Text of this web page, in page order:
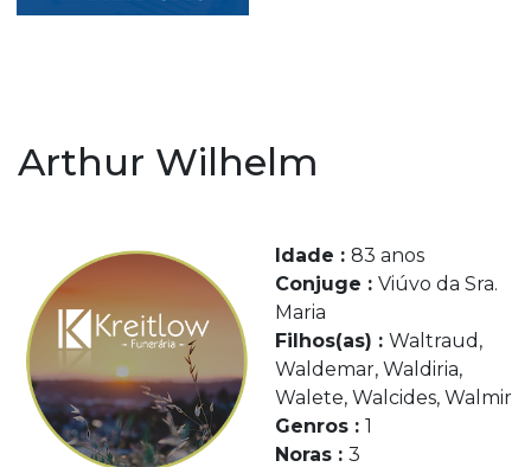
Arthur Wilhelm
Idade : 83 anos
Conjuge : Viúvo da Sra.
Maria
Filhos(as) : Waltraud,
Waldemar, Waldiria,
Walete, Walcides, Walmir
Genros : 1
Noras : 3